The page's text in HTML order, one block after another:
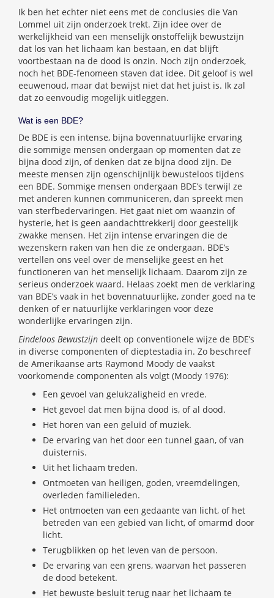
Ik ben het echter niet eens met de conclusies die Van
Lommel uit zijn onderzoek trekt. Zijn idee over de
werkelijkheid van een menselijk onstoffelijk bewustzijn
dat los van het lichaam kan bestaan, en dat blijft
voortbestaan na de dood is onzin. Noch zijn onderzoek,
noch het BDE-fenomeen staven dat idee. Dit geloof is wel
eeuwenoud, maar dat bewijst niet dat het juist is. Ik zal
dat zo eenvoudig mogelijk uitleggen.
Wat is een BDE?
De BDE is een intense, bijna bovennatuurlijke ervaring
die sommige mensen ondergaan op momenten dat ze
bijna dood zijn, of denken dat ze bijna dood zijn. De
meeste mensen zijn ogenschijnlijk bewusteloos tijdens
een BDE. Sommige mensen ondergaan BDE’s terwijl ze
met anderen kunnen communiceren, dan spreekt men
van sterfbedervaringen. Het gaat niet om waanzin of
hysterie, het is geen aandachttrekkerij door geestelijk
zwakke mensen. Het zijn intense ervaringen die de
wezenskern raken van hen die ze ondergaan. BDE’s
vertellen ons veel over de menselijke geest en het
functioneren van het menselijk lichaam. Daarom zijn ze
serieus onderzoek waard. Helaas zoekt men de verklaring
van BDE’s vaak in het bovennatuurlijke, zonder goed na te
denken of er natuurlijke verklaringen voor deze
wonderlijke ervaringen zijn.
Eindeloos Bewustzijn deelt op conventionele wijze de BDE’s
in diverse componenten of dieptestadia in. Zo beschreef
de Amerikaanse arts Raymond Moody de vaakst
voorkomende componenten als volgt (Moody 1976):
Een gevoel van gelukzaligheid en vrede.
Het gevoel dat men bijna dood is, of al dood.
Het horen van een geluid of muziek.
De ervaring van het door een tunnel gaan, of van
duisternis.
Uit het lichaam treden.
Ontmoeten van heiligen, goden, vreemdelingen,
overleden familieleden.
Het ontmoeten van een gedaante van licht, of het
betreden van een gebied van licht, of omarmd door
licht.
Terugblikken op het leven van de persoon.
De ervaring van een grens, waarvan het passeren
de dood betekent.
Het bewuste besluit terug naar het lichaam te